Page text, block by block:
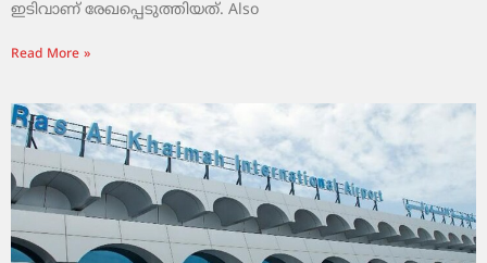
ഇടിവാണ് രേഖപ്പെടുത്തിയത്. Also
Read More »